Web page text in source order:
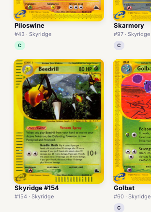
Piloswine
#43 · Skyridge
C
Skarmory
#97 · Skyridge
C
Skyridge #154
#154 · Skyridge
Golbat
#60 · Skyridge
C